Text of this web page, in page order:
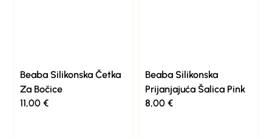
Beaba Silikonska Četka
Za Bočice
11,00€
Beaba Silikonska
Prijanjajuća Šalica Pink
8,00 €